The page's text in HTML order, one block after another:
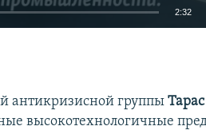
2:32
антикризисной группы
высокотехнологичные